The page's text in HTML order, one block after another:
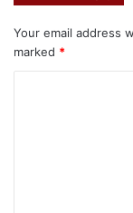
Your email address
marked *